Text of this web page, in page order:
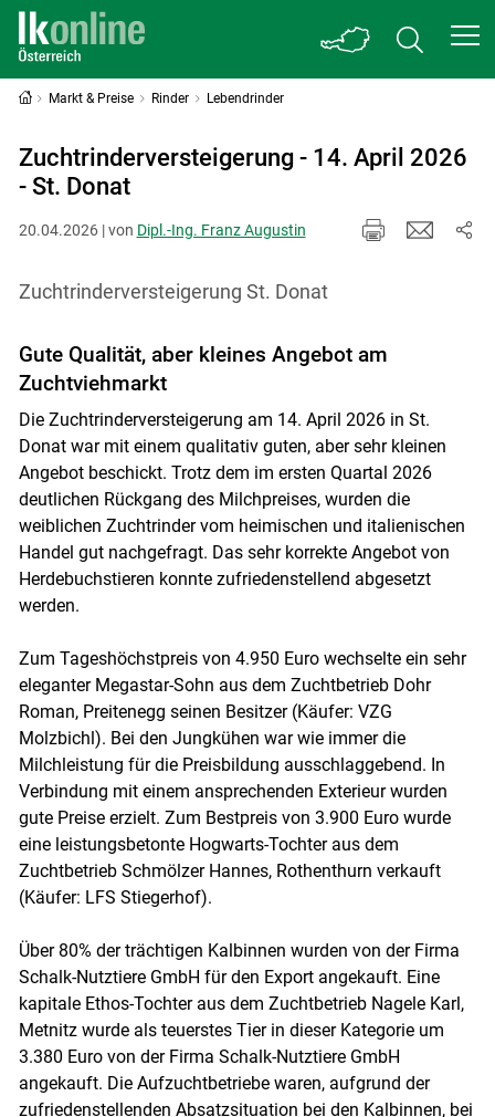
Skip to main content
Markt & Preise Rinder Lebendrinder
Zuchtrinderversteigerung - 14. April 2026
- St. Donat
20.04.2026 | von Dipl.-Ing. Franz Augustin
Zuchtrinderversteigerung St. Donat
Gute Qualität, aber kleines Angebot am
Zuchtviehmarkt
Die Zuchtrinderversteigerung am 14. April 2026 in St.
Donat war mit einem qualitativ guten, aber sehr kleinen
Angebot beschickt. Trotz dem im ersten Quartal 2026
deutlichen Rückgang des Milchpreises, wurden die
weiblichen Zuchtrinder vom heimischen und italienischen
Handel gut nachgefragt. Das sehr korrekte Angebot von
Herdebuchstieren konnte zufriedenstellend abgesetzt
werden.
Zum Tageshöchstpreis von 4.950 Euro wechselte ein sehr
eleganter Megastar-Sohn aus dem Zuchtbetrieb Dohr
Roman, Preitenegg seinen Besitzer (Käufer: VZG
Molzbichl). Bei den Jungkühen war wie immer die
Milchleistung für die Preisbildung ausschlaggebend. In
Verbindung mit einem ansprechenden Exterieur wurden
gute Preise erzielt. Zum Bestpreis von 3.900 Euro wurde
eine leistungsbetonte Hogwarts-Tochter aus dem
Zuchtbetrieb Schmölzer Hannes, Rothenthurn verkauft
(Käufer: LFS Stiegerhof).
Über 80% der trächtigen Kalbinnen wurden von der Firma
Schalk-Nutztiere GmbH für den Export angekauft. Eine
kapitale Ethos-Tochter aus dem Zuchtbetrieb Nagele Karl,
Metnitz wurde als teuerstes Tier in dieser Kategorie um
3.380 Euro von der Firma Schalk-Nutztiere GmbH
angekauft. Die Aufzuchtbetriebe waren, aufgrund der
zufriedenstellenden Absatzsituation bei den Kalbinnen, bei